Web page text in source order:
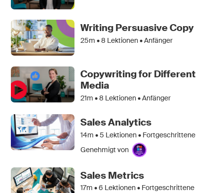
Writing Persuasive Copy
25m •8 Lektionen • Anfänger
Copywriting for Different
Media
21m •8 Lektionen • Anfänger
Sales Analytics
14m •5 Lektionen • Fortgeschrittene
Genehmigt von
Sales Metrics
17m •6 Lektionen • Fortgeschrittene